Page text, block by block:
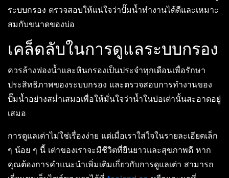
ระบบกรอง ตรวจสอบให้แน่ใจว่าปั๊มน้ำทำงานได้ดีและเหมาะ
สมกับขนาดของบ่อ
เคล็ดลับในการดูแลระบบกรอง
ควรล้างฟองน้ำและหินกรองเป็นประจำทุกเดือนเพื่อรักษา
ประสิทธิภาพของระบบกรอง และตรวจสอบการทำงานของ
ปั๊มน้ำอย่างสม่ำเสมอเพื่อให้มั่นใจว่าน้ำในบ่อเต่านั้นสะอาดอยู่
เสมอ
การดูแลเต่าไม่ใช่เรื่องง่าย แต่เมื่อเราใส่ใจในรายละเอียดเล็ก
ๆ น้อย ๆ นี้ เต่าของเราจะมีชีวิตที่ยืนยาวและสุขภาพดี หาก
คุณต้องการคำแนะนำเพิ่มเติมเกี่ยวกับการดูแลเต่า สามารถ